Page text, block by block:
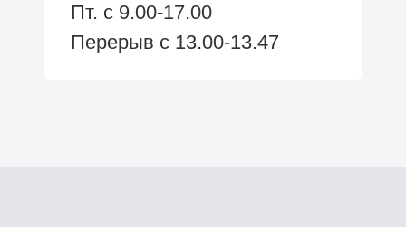
Пт. с 9.00-17.00
Перерыв с 13.00-13.47